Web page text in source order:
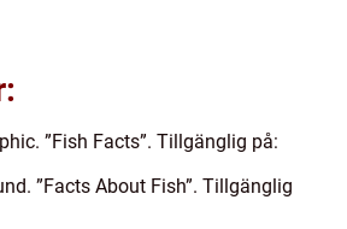
”Fish Facts”. Tillgänglig på:
”Facts About Fish”. Tillgänglig